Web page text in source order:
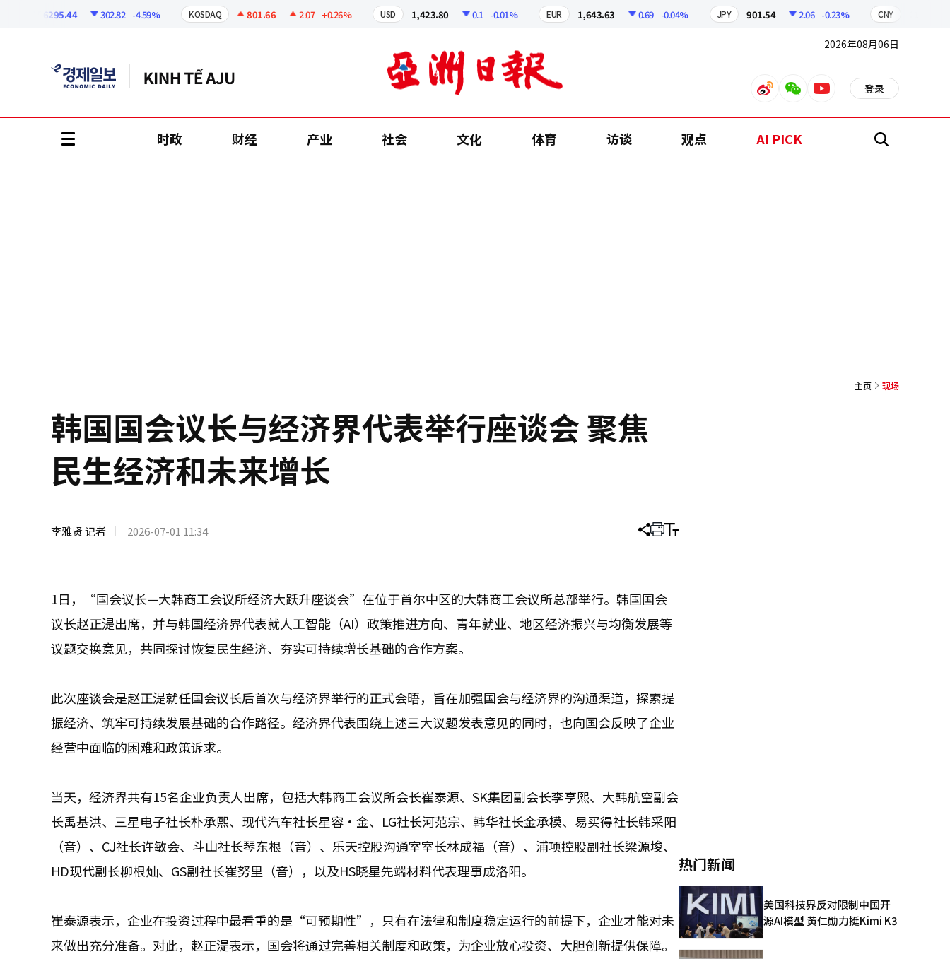
6295.44 302.82 -4.59% KOSDAQ 801.66 2.07 +0.26% USD 1,423.80 0.1 -0.01% EUR 1,643.63 0.69 -0.04% JPY 901.54 2.06 -0.23% CNY 210.96
2026年08月06日
weiboweixinyoutube 登录
时政 财经 产业 社会 文化 体育 访谈 观点 AI PICK 搜
主页 现场
韩国国会议长与经济界代表举行座谈会 聚焦
民生经济和未来增长
李雅贤 记者 2026-07-01 11:34 分
文
打 调
大
1日，“国会议长—大韩商工会议所经济大跃升座谈会”在位于首尔中区的大韩商工会议所总部举行。韩国国会
议长赵正湜出席，并与韩国经济界代表就人工智能（AI）政策推进方向、青年就业、地区经济振兴与均衡发展等
议题交换意见，共同探讨恢复民生经济、夯实可持续增长基础的合作方案。
此次座谈会是赵正湜就任国会议长后首次与经济界举行的正式会晤，旨在加强国会与经济界的沟通渠道，探索提
振经济、筑牢可持续发展基础的合作路径。经济界代表围绕上述三大议题发表意见的同时，也向国会反映了企业
经营中面临的困难和政策诉求。
当天，经济界共有15名企业负责人出席，包括大韩商工会议所会长崔泰源、SK集团副会长李亨熙、大韩航空副会
长禹基洪、三星电子社长朴承熙、现代汽车社长星容·金、LG社长河范宗、韩华社长金承模、易买得社长韩采阳
（音）、CJ社长许敏会、斗山社长琴东根（音）、乐天控股沟通室室长林成福（音）、浦项控股副社长梁源埈、
HD现代副长柳根灿、GS副社长崔努里（音），以及HS晓星先端材料代表理事成洛阳。
崔泰源表示，企业在投资过程中最看重的是“可预期性”，只有在法律和制度稳定运行的前提下，企业才能对未
来做出充分准备。对此，赵正湜表示，国会将通过完善相关制度和政策，为企业放心投资、大胆创新提供保障。
热门新闻
美国科技界反对限制中国开
源AI模型 黄仁勋力挺Kimi K3